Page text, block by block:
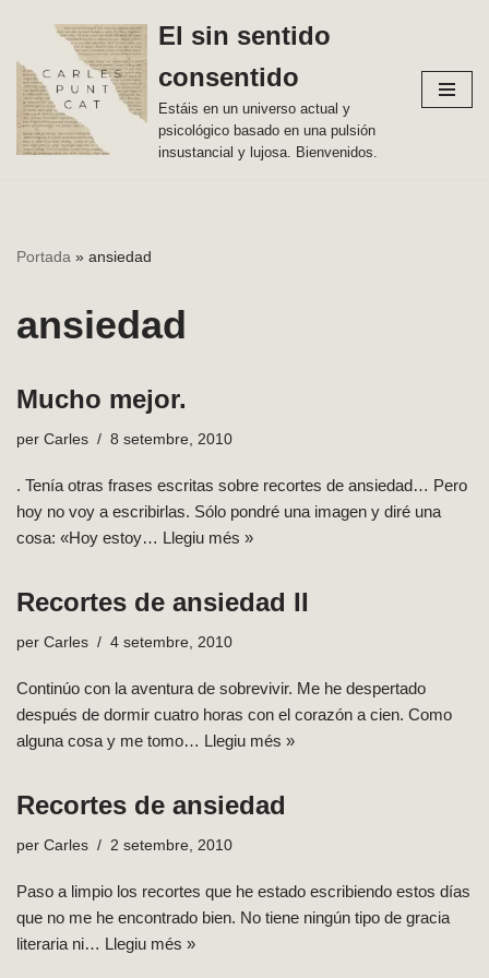
Vés
al
contingut
El sin sentido
consentido
Estáis en un universo actual y
psicológico basado en una pulsión
insustancial y lujosa. Bienvenidos.
Portada » ansiedad
ansiedad
Mucho mejor.
per Carles 8 setembre, 2010
. Tenía otras frases escritas sobre recortes de ansiedad… Pero
hoy no voy a escribirlas. Sólo pondré una imagen y diré una
cosa: «Hoy estoy… Llegiu més »
Recortes de ansiedad II
per Carles 4 setembre, 2010
Continúo con la aventura de sobrevivir. Me he despertado
después de dormir cuatro horas con el corazón a cien. Como
alguna cosa y me tomo… Llegiu més »
Recortes de ansiedad
per Carles 2 setembre, 2010
Paso a limpio los recortes que he estado escribiendo estos días
que no me he encontrado bien. No tiene ningún tipo de gracia
literaria ni… Llegiu més »